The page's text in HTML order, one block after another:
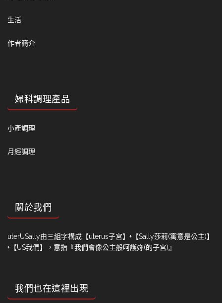
生活
作者簡介
婦科調理產品
小產調理
月經調理
關於我們
uterUSally由三組字構成【uterus子宮】+【Sally莎莉(寓意是公主)】
+【US我們】，意指『我們會像公主般呵護妳(的子宮)』
我們也在這裡出現